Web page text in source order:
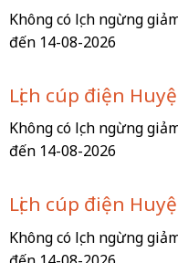
Không có lịch ngừng
đến 14-08-2026
Lịch cúp điện
Không có lịch ngừng
đến 14-08-2026
Lịch cúp điện
Không có lịch ngừng